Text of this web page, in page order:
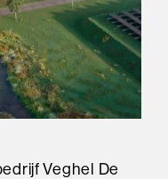
Veghel De